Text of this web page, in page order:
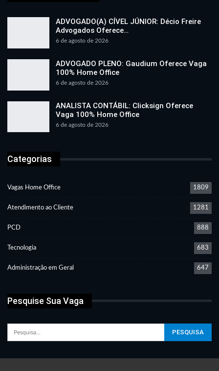
ADVOGADO(A) CÍVEL JÚNIOR: Décio Freire
Advogados Oferece…
6 de agosto de 2026
ADVOGADO PLENO: Gaudium Oferece Vaga
100% Home Office
6 de agosto de 2026
ANALISTA CONTÁBIL: Clicksign Oferece
Vaga 100% Home Office
6 de agosto de 2026
Categorias
Vagas Home Office 1809
Atendimento ao Cliente 1281
PCD 888
Tecnologia 683
Administração em Geral 647
Pesquise Sua Vaga